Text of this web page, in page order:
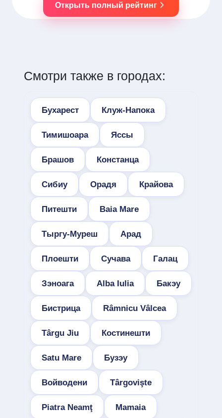
Открыть полный рейтинг
Смотри также в городах:
Бухарест Клуж-Напока
Тимишоара Яссы
Брашов Констанца
Сибиу Орадя Крайова
Питешти Baia Mare
Тыргу-Муреш Арад
Плоешти Сучава Галац
Зэноага Alba Iulia Бакэу
Бистрица Râmnicu Vâlcea
Târgu Jiu Костинешти
Satu Mare Бузэу
Войводени Târgovişte
Piatra Neamţ Mamaia